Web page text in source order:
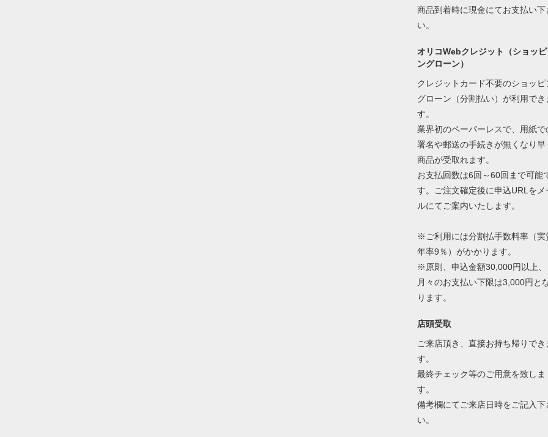
商品到着時に現金にてお支払い下
い。
オリコWebクレジット（ショッピ
ングローン）
クレジットカード不要のショッピ
グローン（分割払い）が利用でき
す。
業界初のペーパーレスで、用紙で
署名や郵送の手続きが無くなり早
商品が受取れます。
お支払回数は6回～60回まで可能
す。ご注文確定後に申込URLをメ
ルにてご案内いたします。
※ご利用には分割払手数料率（実
年率9％）がかかります。
※原則、申込金額30,000円以上、
月々のお支払い下限は3,000円と
ります。
店頭受取
ご来店頂き、直接お持ち帰りでき
す。
最終チェック等のご用意を致しま
す。
備考欄にてご来店日時をご記入下
い。